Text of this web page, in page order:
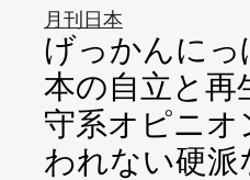
月刊日本
げっかんに
本の自立と再
守系オピニオ
われない硬